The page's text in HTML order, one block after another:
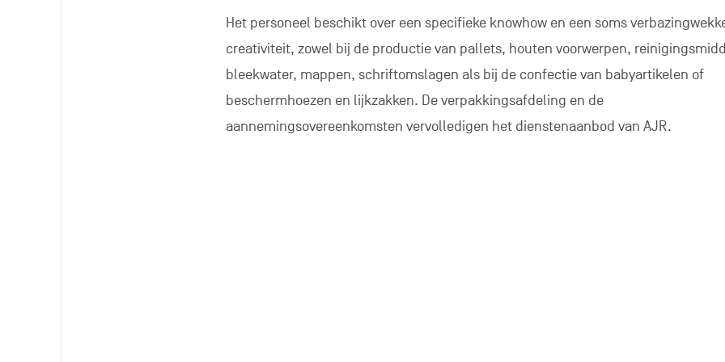
Het personeel beschikt over een specifieke knowhow en een soms
creativiteit, zowel bij de productie van pallets, houten voorwerpen,
bleekwater, mappen, schriftomslagen als bij de confectie van babyartikelen of
beschermhoezen en lijkzakken. De verpakkingsafdeling en de
aannemingsovereenkomsten vervolledigen het dienstenaanbod van AJR.